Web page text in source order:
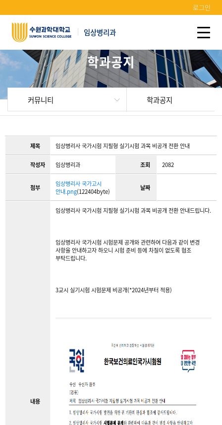
로그인
임상병리과
학과공지
커뮤니티 학과공지
제목 임상병리사 국가시험 지필형 실기시험 과목 비공개 전환 안내
작성자 임상병리과 조회 2082
첨부
임상병리사 국가고시
안내.png(122404byte) 날짜
내용
임상병리사 국가시험 지필형 실기시험 과목 비공개 전환 안내드립니다.
임상병리사 국가시험 시험문제 공개와 관련하여 다음과 같이 변경
사항을 안내하고자 하오니 시험 준비 등에 차질이 없도록 협조
부탁드립니다.
3교시 실기시험 시험문제 비공개(*2024년부터 적용)